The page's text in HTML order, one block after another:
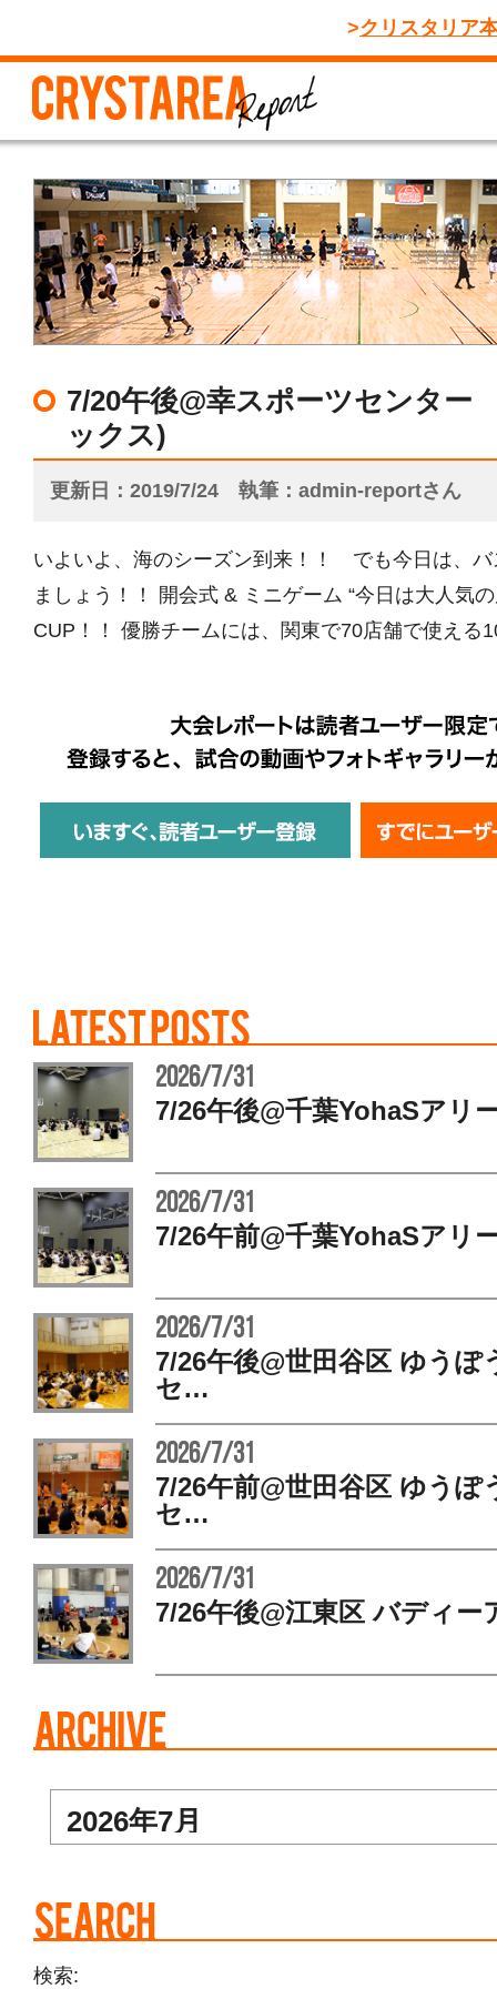
クリスタリア
7/20午後@幸スポーツセンタ
ックス)
更新日 2019/7/24 執筆 admin-reportさん
いよいよ、海のシーズン到来！！ でも今日は、バ
ましょう！！ 開会式 & ミニゲーム “今日は大人気
CUP！！ 優勝チームには、関東で70店舗で使える
2026/7/31
7/26午後@千葉YohaSア
2026/7/31
7/26午前@千葉YohaSア
2026/7/31
7/26午後@世田谷区 ゆうぽ
セ…
2026/7/31
7/26午前@世田谷区 ゆうぽ
セ…
2026/7/31
7/26午後@江東区 バディ
検索: